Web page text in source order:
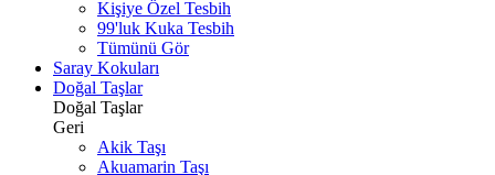
Kişiye Özel Tesbih
99'luk Kuka Tesbih
Tümünü Gör
Saray Kokuları
Doğal Taşlar
Doğal Taşlar
Geri
Akik Taşı
Akuamarin Taşı